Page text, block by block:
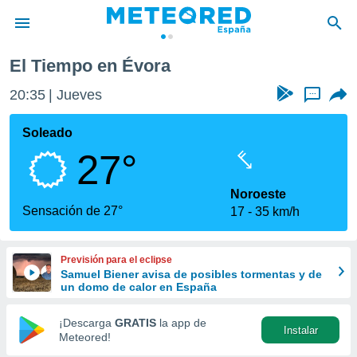
de
por
que se
calidad.
a este
las
y
forma
digital
basada
El Tiempo en Évora
20:35 Jueves ...
Soleado
27°
Sensación de 27°
Noroeste
17
35 km/h
Previsión para el eclipse
Samuel Biener avisa de posibles tormentas y de
un domo de calor en España
¡Descarga GRATIS la app de
Meteored!
Instalar